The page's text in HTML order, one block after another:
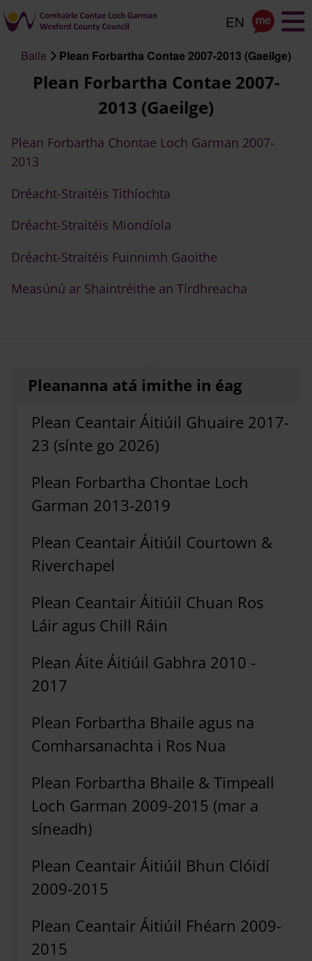
an
príomhábhar
Baile Plean Forbartha Contae 2007-2013 (Gaeilge)
Plean Forbartha Contae 2007-
2013 (Gaeilge)
Plean Forbartha Chontae Loch Garman 2007-
2013
Dréacht-Straitéis Tithíochta
Dréacht-Straitéis Miondíola
Dréacht-Straitéis Fuinnimh Gaoithe
Measúnú ar Shaintréithe an Tírdhreacha
Pleananna atá imithe in éag
Plean Ceantair Áitiúil Ghuaire 2017-
23 (sínte go 2026)
Plean Forbartha Chontae Loch
Garman 2013-2019
Plean Ceantair Áitiúil Courtown &
Riverchapel
Plean Ceantair Áitiúil Chuan Ros
Láir agus Chill Ráin
Plean Áite Áitiúil Gabhra 2010 -
2017
Plean Forbartha Bhaile agus na
Comharsanachta i Ros Nua
Plean Forbartha Bhaile & Timpeall
Loch Garman 2009-2015 (mar a
síneadh)
Plean Ceantair Áitiúil Bhun Clóidí
2009-2015
Plean Ceantair Áitiúil Fhéarn 2009-
2015